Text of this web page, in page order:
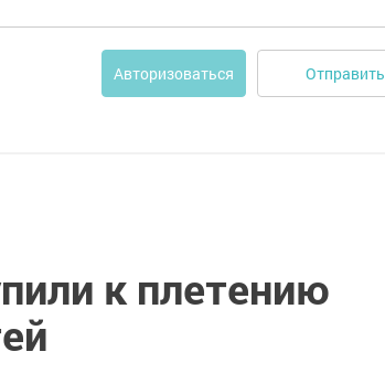
Авторизоваться Отправить
к плетению